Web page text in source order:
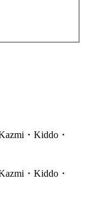
・Kiddo・
・Kiddo・